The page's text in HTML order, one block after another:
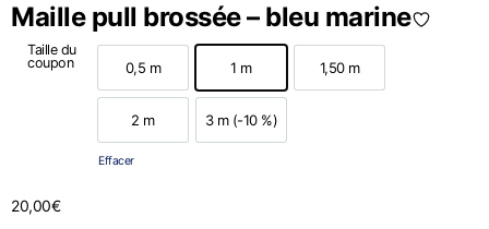
Maille pull brossée – bleu marine
Taille du
coupon
0,5 m 1 m 1,50 m
2 m 3 m (-10 %)
3 m (-10 %)
Effacer
20,00€